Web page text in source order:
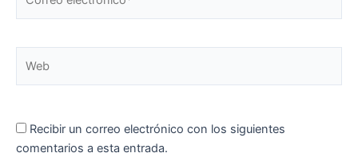
electrónico*
Recibir un correo electrónico con los siguientes
comentarios a esta entrada.